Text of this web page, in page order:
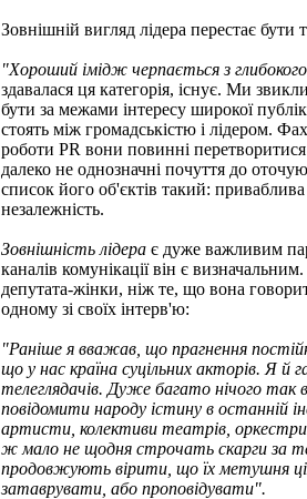
Зовнішній вигляд лідера перестає бути
"Хороший імідж черпається з
здавалася ця категорія, існує. Ми
бути за межами інтересу широкої
стоять між громадськістю і лідером.
роботи PR вони повинні
далеко не однозначні почуття до
список його об'єктів такий:
незалежність.
Зовнішність лідера є дуже важливим
каналів комунікації він є
депутата-жінки, ніж те, що вона
одному зі своїх інтерв'ю:
"Раніше я вважав, що прагнення
що у нас країна суцільних акторів. Я й
телеглядачів. Дуже багато нічого
повідомити народу істину в останній
артисти, колективи театрів, оркестри
ж мало не щодня строчать скарги за
продовжують вірити, що їх метушня
затаврувати, або проповідувати".